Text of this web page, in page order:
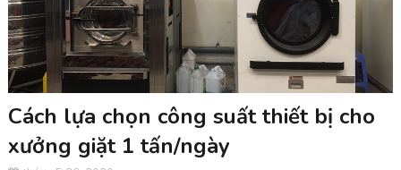
Cách lựa chọn công suất thiết bị cho
xưởng giặt 1 tấn/ngày